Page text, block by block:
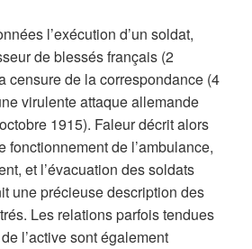
l’exécution d’un soldat,
de blessés français (2
censure de la correspondance (4
virulente attaque allemande
1915). Faleur décrit alors
fonctionnement de l’ambulance,
et l’évacuation des soldats
une précieuse description des
Les relations parfois tendues
l’active sont également